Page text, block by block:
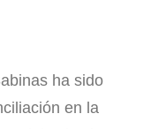
ha sido
en la